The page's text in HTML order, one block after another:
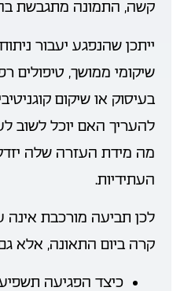
קשה, התמונה מתגבשת
ייתכן שהנפגע יעבור
שיקומי ממושך, טיפולים
בעיסוק או שיקום
להעריך האם יוכל לשוב
מה מידת העזרה שלה
העתידיות.
לכן תביעה מורכבת
קרה ביום התאונה, אלא
כיצד הפגיעה